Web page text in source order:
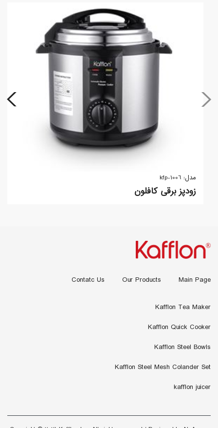
مدل: kfp-1006
زودپز برقی کافلون
Main Page
Our Products
Contatc Us
Kafflon Tea Maker
Kafflon Quick Cooker
Kafflon Steel Bowls
Kafflon Steel Mesh Colander Set
kafflon juicer